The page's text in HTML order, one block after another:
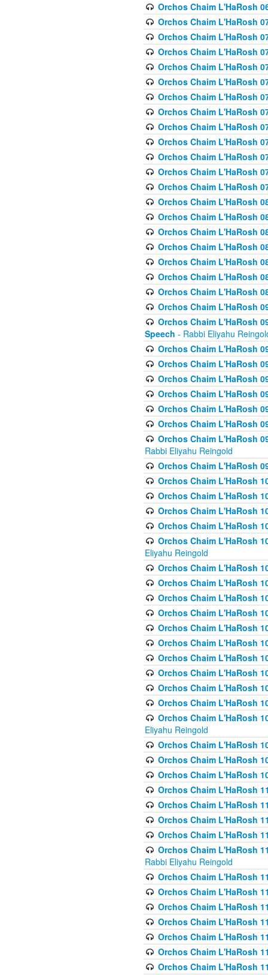
Orchos Chaim L'HaRosh
Orchos Chaim L'HaRosh
Orchos Chaim L'HaRosh
Orchos Chaim L'HaRosh
Orchos Chaim L'HaRosh
Orchos Chaim L'HaRosh
Orchos Chaim L'HaRosh
Orchos Chaim L'HaRosh
Orchos Chaim L'HaRosh
Orchos Chaim L'HaRosh
Orchos Chaim L'HaRosh
Orchos Chaim L'HaRosh
Orchos Chaim L'HaRosh
Orchos Chaim L'HaRosh
Orchos Chaim L'HaRosh
Orchos Chaim L'HaRosh
Orchos Chaim L'HaRosh
Orchos Chaim L'HaRosh
Orchos Chaim L'HaRosh
Orchos Chaim L'HaRosh
Orchos Chaim L'HaRosh
Orchos Chaim L'HaRosh
Speech - Rabbi Eliyahu
Orchos Chaim L'HaRosh
Orchos Chaim L'HaRosh
Orchos Chaim L'HaRosh
Orchos Chaim L'HaRosh
Orchos Chaim L'HaRosh
Orchos Chaim L'HaRosh
Orchos Chaim L'HaRosh
Rabbi Eliyahu Reingold
Orchos Chaim L'HaRosh
Orchos Chaim L'HaRosh
Orchos Chaim L'HaRosh
Orchos Chaim L'HaRosh
Orchos Chaim L'HaRosh
Orchos Chaim L'HaRosh
Eliyahu Reingold
Orchos Chaim L'HaRosh
Orchos Chaim L'HaRosh
Orchos Chaim L'HaRosh
Orchos Chaim L'HaRosh
Orchos Chaim L'HaRosh
Orchos Chaim L'HaRosh
Orchos Chaim L'HaRosh
Orchos Chaim L'HaRosh
Orchos Chaim L'HaRosh
Orchos Chaim L'HaRosh
Orchos Chaim L'HaRosh
Eliyahu Reingold
Orchos Chaim L'HaRosh
Orchos Chaim L'HaRosh
Orchos Chaim L'HaRosh
Orchos Chaim L'HaRosh
Orchos Chaim L'HaRosh
Orchos Chaim L'HaRosh
Orchos Chaim L'HaRosh
Orchos Chaim L'HaRosh
Rabbi Eliyahu Reingold
Orchos Chaim L'HaRosh
Orchos Chaim L'HaRosh
Orchos Chaim L'HaRosh
Orchos Chaim L'HaRosh
Orchos Chaim L'HaRosh
Orchos Chaim L'HaRosh
Orchos Chaim L'HaRosh